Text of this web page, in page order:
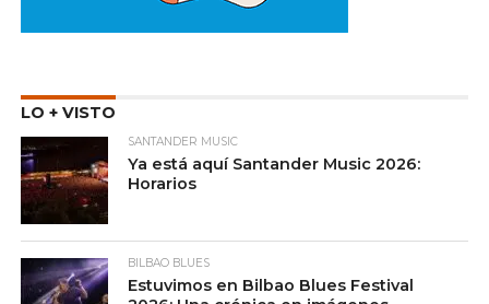
LO + VISTO
SANTANDER MUSIC
Ya está aquí Santander Music 2026:
Horarios
BILBAO BLUES
Estuvimos en Bilbao Blues Festival